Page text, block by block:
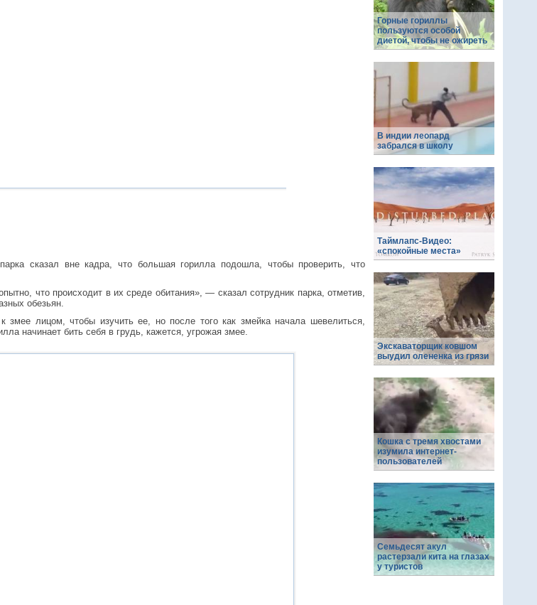
сказал вне кадра, что большая горилла подошла, чтобы проверить, что
что происходит в их среде обитания», — сказал сотрудник парка, отметив,
обезьян.
змее лицом, чтобы изучить ее, но после того как змейка начала шевелиться,
начинает бить себя в грудь, кажется, угрожая змее.
Горные гориллы
пользуются особой
диетой, чтобы не ожиреть
В индии леопард
забрался в школу
Таймлапс-Видео:
«спокойные места»
Экскаваторщик ковшом
выудил олененка из грязи
Кошка с тремя хвостами
изумила интернет-
пользователей
Семьдесят акул
растерзали кита на глазах
у туристов